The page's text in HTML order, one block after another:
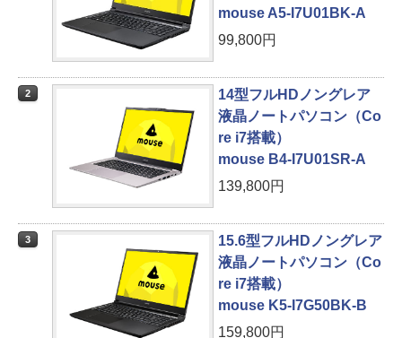
mouse A5-I7U01BK-A
99,800円
2
14型フルHDノングレア
液晶ノートパソコン（Co
re i7搭載）
mouse B4-I7U01SR-A
139,800円
3
15.6型フルHDノングレア
液晶ノートパソコン（Co
re i7搭載）
mouse K5-I7G50BK-B
159,800円